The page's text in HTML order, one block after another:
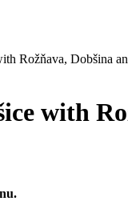
Rožňava, Dobšina
with